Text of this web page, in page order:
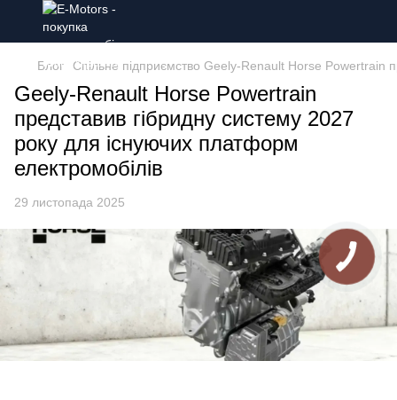
Блог Спільне підприємство Geely-Renault Horse Powertrain
Geely-Renault Horse Powertrain
представив гібридну систему 2027
року для існуючих платформ
електромобілів
29 листопада 2025